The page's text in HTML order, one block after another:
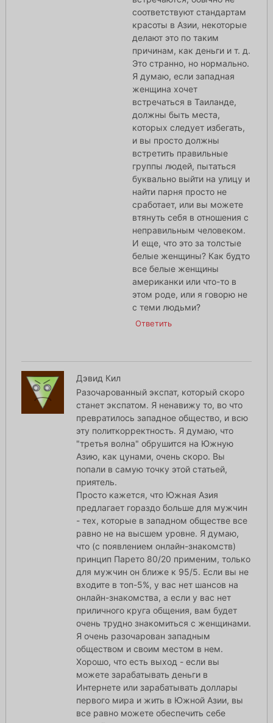
соответствуют стандартам
красоты в Азии, некоторые
делают это по таким
причинам, как деньги и т. д.
Это странно, но нормально.
Я думаю, если западная
женщина хочет
встречаться в Таиланде,
должны быть места,
которых следует избегать,
и вы просто должны
встретить правильные
группы людей, пытаться
буквально выйти на улицу и
найти парня просто не
сработает, или вы можете
втянуть себя в отношения с
неправильным человеком.
И еще, что это за толстые
белые женщины? Как будто
все белые женщины
американки или что-то в
этом роде, или я говорю не
с теми людьми?
Ответить
Дэвид Кил
Разочарованный экспат, который скоро
станет экспатом. Я ненавижу то, во что
превратилось западное общество, и всю
эту политкорректность. Я думаю, что
"третья волна" обрушится на Южную
Азию, как цунами, очень скоро. Вы
попали в самую точку этой статьей,
приятель.
Просто кажется, что Южная Азия
предлагает гораздо больше для мужчин
- тех, которые в западном обществе все
равно не на высшем уровне. Я думаю,
что (с появлением онлайн-знакомств)
принцип Парето 80/20 применим, только
для мужчин он ближе к 95/5. Если вы не
входите в топ-5%, у вас нет шансов на
онлайн-знакомства, а если у вас нет
приличного круга общения, вам будет
очень трудно знакомиться с женщинами.
Я очень разочарован западным
обществом и своим местом в нем.
Хорошо, что есть выход - если вы
можете зарабатывать деньги в
Интернете или зарабатывать доллары
первого мира и жить в Южной Азии, вы
все равно можете обеспечить себе